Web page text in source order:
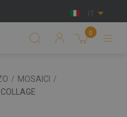
0
/ MOSAICI
/